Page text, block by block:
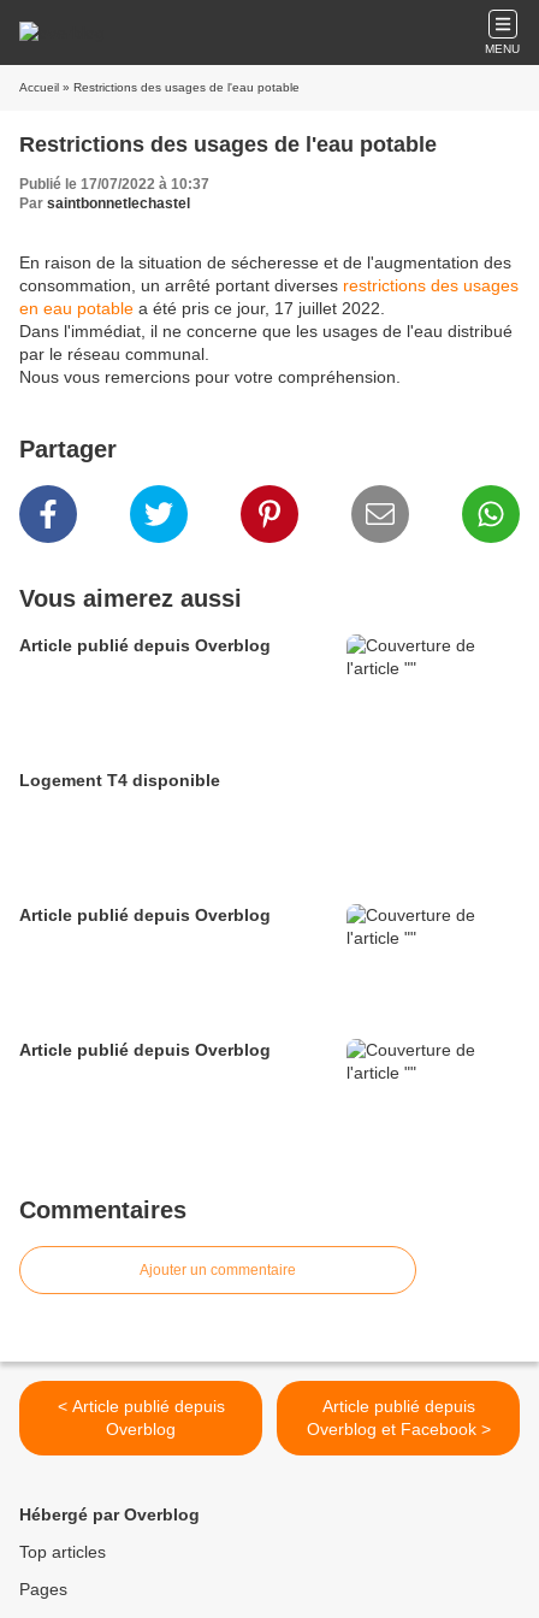
MENU
Accueil » Restrictions des usages de l'eau potable
Restrictions des usages de l'eau potable
Publié le 17/07/2022 à 10:37
Par saintbonnetlechastel
En raison de la situation de sécheresse et de l'augmentation des
consommation, un arrêté portant diverses restrictions des usages
en eau potable a été pris ce jour, 17 juillet 2022.
Dans l'immédiat, il ne concerne que les usages de l'eau distribué
par le réseau communal.
Nous vous remercions pour votre compréhension.
Partager
Vous aimerez aussi
Article publié depuis Overblog
Logement T4 disponible
Article publié depuis Overblog
Article publié depuis Overblog
Commentaires
Ajouter un commentaire
< Article publié depuis
Overblog
Article publié depuis
Overblog et Facebook >
Hébergé par Overblog
Top articles
Pages